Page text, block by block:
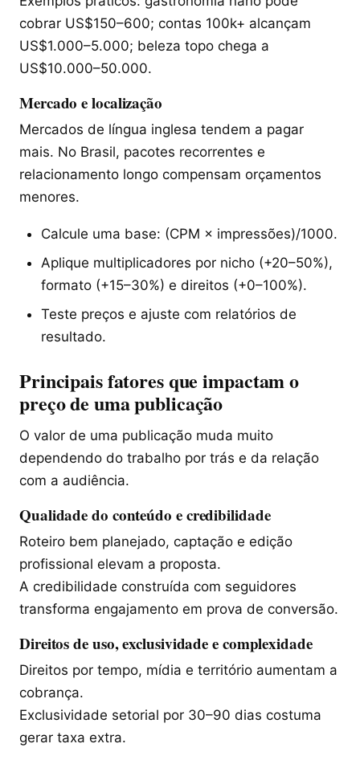
cobrar US$150–600; contas 100k+ alcançam
US$1.000–5.000; beleza topo chega a
US$10.000–50.000.
Mercado e localização
Mercados de língua inglesa tendem a pagar
mais. No Brasil, pacotes recorrentes e
relacionamento longo compensam orçamentos
menores.
Calcule uma base: (CPM × impressões)/1000.
Aplique multiplicadores por nicho (+20–50%),
formato (+15–30%) e direitos (+0–100%).
Teste preços e ajuste com relatórios de
resultado.
Principais fatores que impactam o
preço de uma publicação
O valor de uma publicação muda muito
dependendo do trabalho por trás e da relação
com a audiência.
Qualidade do conteúdo e credibilidade
Roteiro bem planejado, captação e edição
profissional elevam a proposta.
A credibilidade construída com seguidores
transforma engajamento em prova de conversão.
Direitos de uso, exclusividade e complexidade
Direitos por tempo, mídia e território aumentam a
cobrança.
Exclusividade setorial por 30–90 dias costuma
gerar taxa extra.